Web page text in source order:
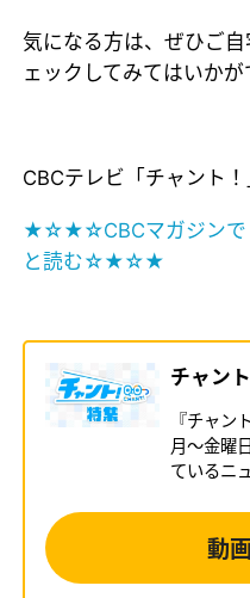
気になる方は、ぜひご
ェックしてみてはいかが
CBCテレビ「チャント
★☆★☆CBCマガジンで
と読む☆★☆★
チャント
『チャン
月〜金曜
ているニ
動